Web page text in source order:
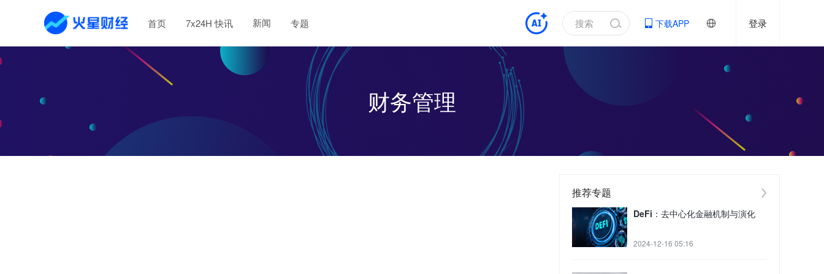
首页 7x24H 快讯 新闻 专题 下载APP 登录
财务管理
推荐专题
DeFi：去中心化金融机制与演化
2024-12-16 05:16